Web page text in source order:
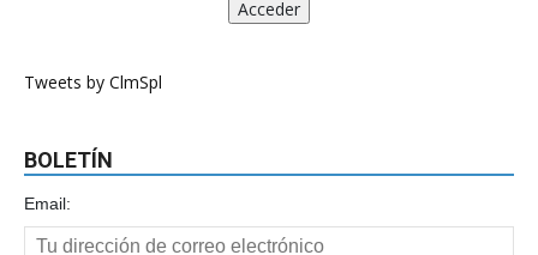
Tweets by ClmSpl
BOLETÍN
Email: